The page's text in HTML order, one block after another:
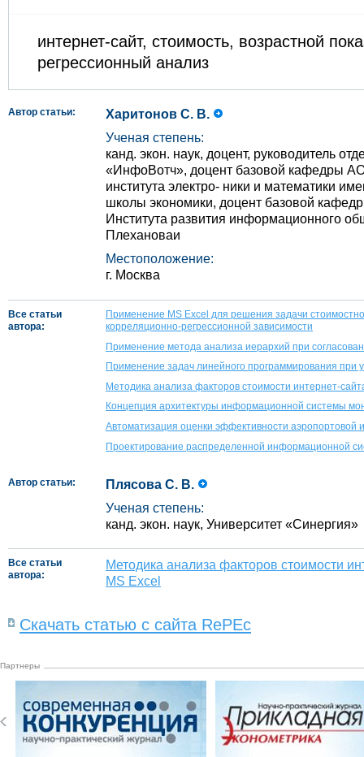
интернет-сайт, cтоимость, возрастной
регрессионный анализ
Автор статьи:
Харитонов С. В.
Ученая степень:
канд. экон. наук, доцент, руководитель
«ИнфоВотч», доцент базовой кафедры
института электро- ники и математики
школы экономики, доцент базовой
Института развития информационного
Плехановаи
Местоположение:
г. Москва
Все статьи
автора:
Применение MS Excel для решения задачи
корреляционно-регрессионной зависимости
Применение метода анализа иерархий при
Применение задач линейного программирования при
Методика анализа факторов стоимости интернет-
Концепция архитектуры информационной системы
Автоматизация оценки эффективности аэропортовой
Проектирование распределенной информационной
Автор статьи:
Плясова С. В.
Ученая степень:
канд. экон. наук, Университет «Синергия»
Все статьи
автора:
Методика анализа факторов стоимости
MS Excel
Скачать статью с сайта RePEc
Партнеры